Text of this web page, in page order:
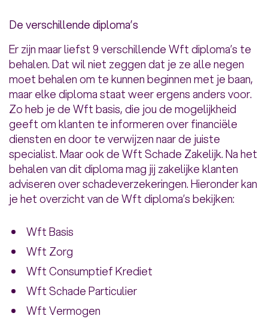
De verschillende diploma’s
Er zijn maar liefst 9 verschillende Wft diploma’s te
behalen. Dat wil niet zeggen dat je ze alle negen
moet behalen om te kunnen beginnen met je baan,
maar elke diploma staat weer ergens anders voor.
Zo heb je de Wft basis, die jou de mogelijkheid
geeft om klanten te informeren over financiële
diensten en door te verwijzen naar de juiste
specialist. Maar ook de Wft Schade Zakelijk. Na het
behalen van dit diploma mag jij zakelijke klanten
adviseren over schadeverzekeringen. Hieronder kan
je het overzicht van de Wft diploma’s bekijken:
Wft Basis
Wft Zorg
Wft Consumptief Krediet
Wft Schade Particulier
Wft Vermogen